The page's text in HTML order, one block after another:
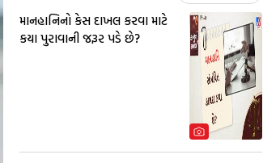
માનહાનિનો કેસ દાખલ કરવા માટે
કયા પુરાવાની જરૂર પડે છે?